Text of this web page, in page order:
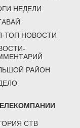
НЕДЕЛИ
ТОП НОВОСТИ
РАЙОН
СТВ